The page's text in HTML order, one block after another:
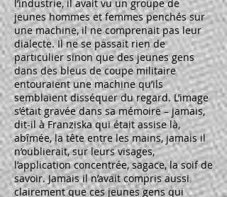
l’industrie, il avait vu un groupe de
jeunes hommes et femmes penchés sur
une machine, il ne comprenait pas leur
dialecte. Il ne se passait rien de
particulier sinon que des jeunes gens
dans des bleus de coupe militaire
entouraient une machine qu’ils
semblaient disséquer du regard. L’image
s’était gravée dans sa mémoire – jamais,
dit-il à Franziska qui était assise là,
abîmée, la tête entre les mains, jamais il
n’oublierait, sur leurs visages,
l’application concentrée, sagace, la soif de
savoir. Jamais il n’avait compris aussi
clairement que ces jeunes gens qui